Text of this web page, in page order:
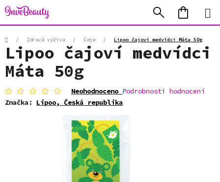
Přejít
na
obsah
Hledat
KOŠÍK
Domů/ Zdravá výživa / Čaje / Lipoo čajoví medvídci Máta 50g
Lipoo čajoví medvídci
Máta 50g
Průměrné
hodnocení
produktu
0,0
hvězdiček.
Neohodnoceno Podrobnosti hodnocení
Značka: Lipoo, Česká republika